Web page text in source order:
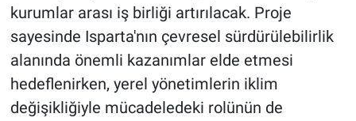
kurumlar arası iş birliği artırılacak. Proje
sayesinde Isparta'nın çevresel sürdürülebilirlik
alanında önemli kazanımlar elde etmesi
hedeflenirken, yerel yönetimlerin iklim
değişikliğiyle mücadeledeki rolünün de